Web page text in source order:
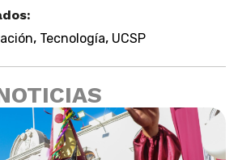
, Tecnología, UCSP